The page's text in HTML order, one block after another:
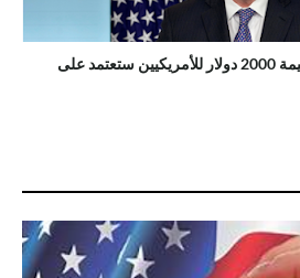
شيكات التعرفة الجمركية بقيمة 2000 دولار للأمريكيين ستعتمد على